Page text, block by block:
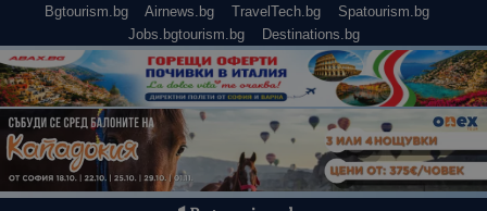
Bgtourism.bg Airnews.bg TravelTech.bg
Spatourism.bg
Jobs.bgtourism.bg
Destinations.bg